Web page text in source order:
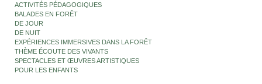
ACTIVITÉS PÉDAGOGIQUES
BALADES EN FORÊT
DE JOUR
DE NUIT
EXPÉRIENCES IMMERSIVES DANS LA FORÊT
THÈME ÉCOUTE DES VIVANTS
SPECTACLES ET ŒUVRES ARTISTIQUES
POUR LES ENFANTS